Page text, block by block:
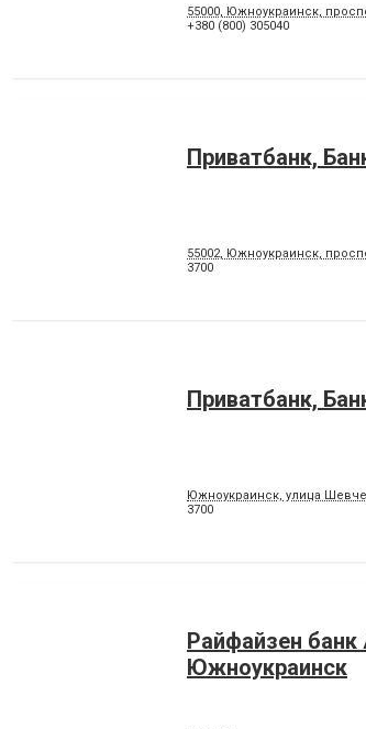
55000, Южноукраинск,
+380 (800) 305040
Приватбанк,
55002, Южноукраинск,
3700
Приватбанк,
Южноукраинск, улица
3700
Райфайзен банк
Южноукраинск